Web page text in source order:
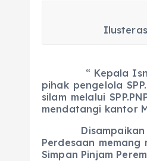
o
k
p
p
g
a
m
e
g
“ Kepala
pihak pengelola
silam melalui
mendatangi kantor
Disampaikan
Perdesaan
Simpan Pinjam